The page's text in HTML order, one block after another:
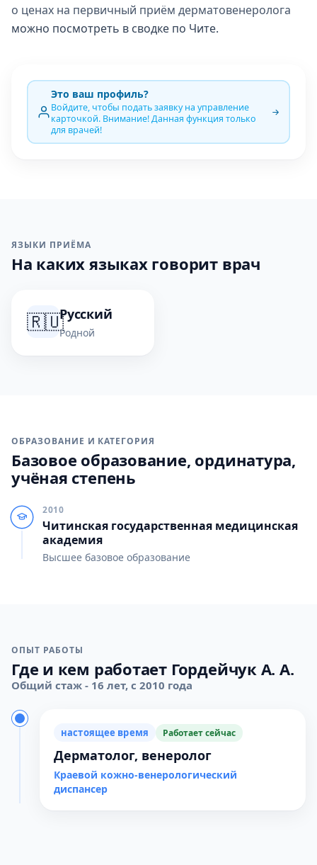
о ценах на первичный приём дерматовенеролога
можно посмотреть в сводке по Чите.
Это ваш профиль?
Войдите, чтобы подать заявку на управление
карточкой. Внимание! Данная функция только
для врачей!
ЯЗЫКИ ПРИЁМА
На каких языках говорит врач
🇷🇺Русский
Родной
ОБРАЗОВАНИЕ И КАТЕГОРИЯ
Базовое образование, ординатура,
учёная степень
2010
Читинская государственная медицинская
академия
Высшее базовое образование
ОПЫТ РАБОТЫ
Где и кем работает Гордейчук А. А.
Общий стаж - 16 лет, с 2010 года
настоящее время Работает сейчас
Дерматолог, венеролог
Краевой кожно-венерологический
диспансер